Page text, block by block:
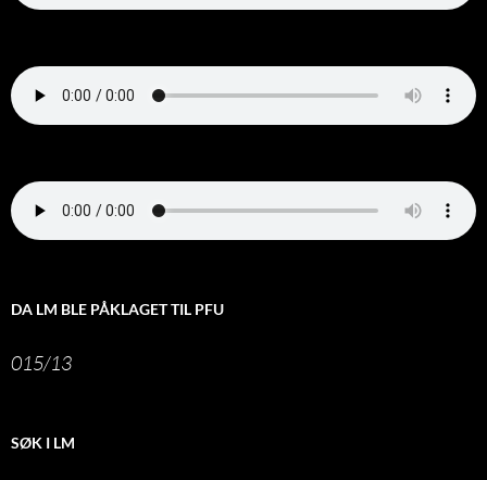
DA LM BLE PÅKLAGET TIL PFU
015/13
SØK I LM